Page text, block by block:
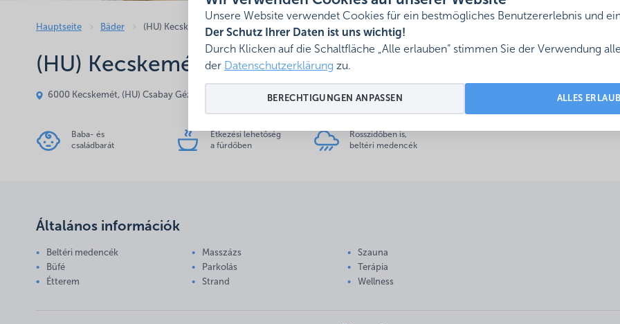
Unsere Website verwendet Cookies für ein bestmögliches Benutzererlebnis und
Der Schutz Ihrer Daten ist uns wichtig!
Durch Klicken auf die Schaltfläche „Alle erlauben“ stimmen Sie der Verwendung
der Datenschutzerklärung zu.
ALLES
BERECHTIGUNGEN ANPASSEN
Hauptseite Bäder (HU) Kecskeméti Fürdő
(HU) Kecskeméti Fürdő
6000 Kecskemét, (HU) Csabay Géza körút 5. Zeigen auf der Karte
Baba- és
családbarát
Étkezési lehetőség
a fürdőben
Rosszidőben is,
beltéri medencék
Általános információk
Beltéri medencék
Büfé
Étterem
Masszázs
Parkolás
Strand
Szauna
Terápia
Wellness